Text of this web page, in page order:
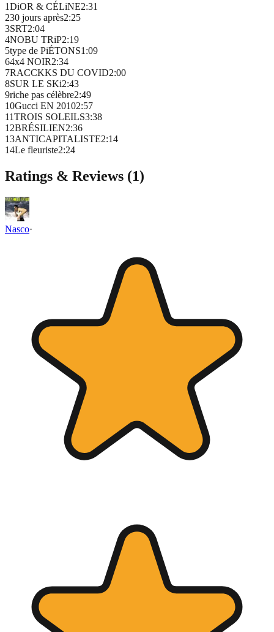
1DiOR & CÉLiNE2:31
230 jours après2:25
3SRT2:04
4NOBU TRiP2:19
5type de PiÉTONS1 :09
64x4 NOIR2:34
7RACCKKS DU COVID2:00
8SUR LE SKi2:43
9riche pas célèbre2:49
10Gucci EN 20102:57
11TROIS SOLEILS3:38
12BRÉSILIEN2:36
13ANTICAPITALISTE2:14
14Le fleuriste2:24
Ratings & Reviews (1)
Nasco·